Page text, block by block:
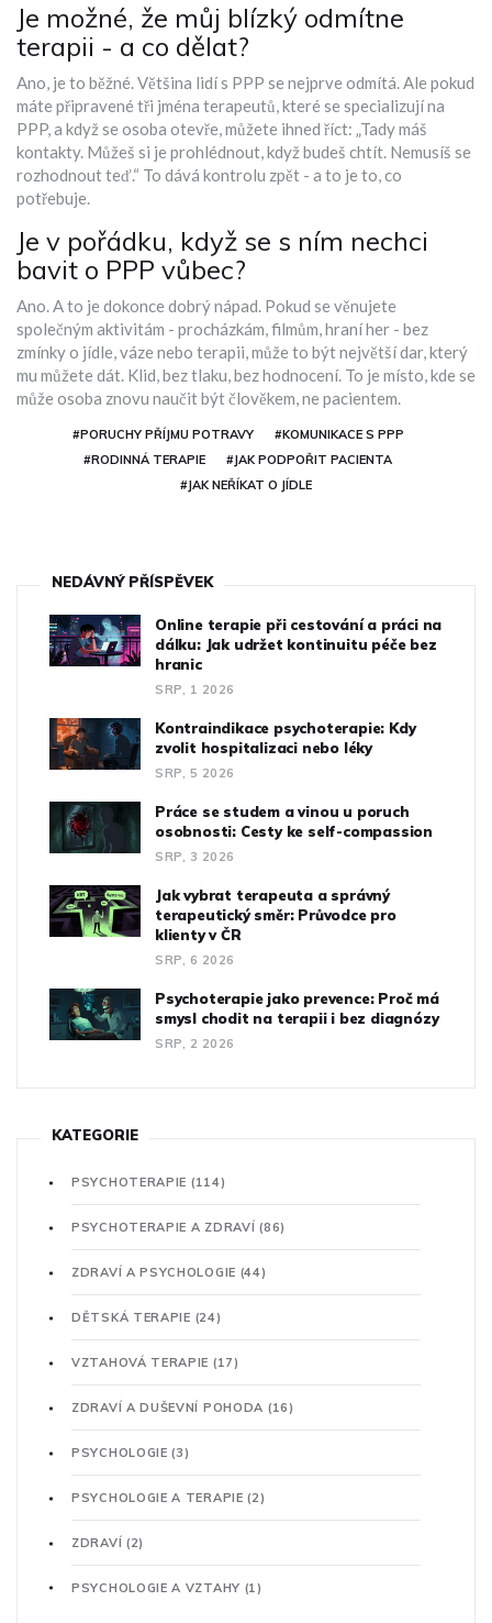
Je možné, že můj blízký odmítne
terapii - a co dělat?
Ano, je to běžné. Většina lidí s PPP se nejprve odmítá. Ale pokud
máte připravené tři jména terapeutů, které se specializují na
PPP, a když se osoba otevře, můžete ihned říct: „Tady máš
kontakty. Můžeš si je prohlédnout, když budeš chtít. Nemusíš se
rozhodnout teď.“ To dává kontrolu zpět - a to je to, co
potřebuje.
Je v pořádku, když se s ním nechci
bavit o PPP vůbec?
Ano. A to je dokonce dobrý nápad. Pokud se věnujete
společným aktivitám - procházkám, filmům, hraní her - bez
zmínky o jídle, váze nebo terapii, může to být největší dar, který
mu můžete dát. Klid, bez tlaku, bez hodnocení. To je místo, kde se
může osoba znovu naučit být člověkem, ne pacientem.
#PORUCHY PŘÍJMU POTRAVY
#KOMUNIKACE S PPP
#RODINNÁ TERAPIE
#JAK PODPOŘIT PACIENTA
#JAK NEŘÍKAT O JÍDLE
NEDÁVNÝ PŘÍSPĚVEK
Online terapie při cestování a práci na
dálku: Jak udržet kontinuitu péče bez
hranic
SRP, 1 2026
Kontraindikace psychoterapie: Kdy
zvolit hospitalizaci nebo léky
SRP, 5 2026
Práce se studem a vinou u poruch
osobnosti: Cesty ke self-compassion
SRP, 3 2026
Jak vybrat terapeuta a správný
terapeutický směr: Průvodce pro
klienty v ČR
SRP, 6 2026
Psychoterapie jako prevence: Proč má
smysl chodit na terapii i bez diagnózy
SRP, 2 2026
KATEGORIE
PSYCHOTERAPIE (114)
PSYCHOTERAPIE A ZDRAVÍ(86)
ZDRAVÍ A PSYCHOLOGIE (44)
DĚTSKÁ TERAPIE (24)
VZTAHOVÁ TERAPIE (17)
ZDRAVÍ A DUŠEVNÍ POHODA (16)
PSYCHOLOGIE(3)
PSYCHOLOGIE A TERAPIE(2)
ZDRAVÍ (2)
PSYCHOLOGIE A VZTAHY (1)